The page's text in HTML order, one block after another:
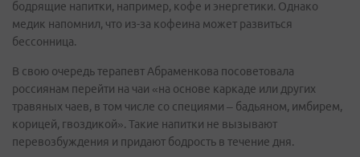
бодрящие напитки, например, кофе и энергетики. Однако
медик напомнил, что из-за кофеина может развиться
бессонница.
В свою очередь терапевт Абраменкова посоветовала
россиянам перейти на чаи «на основе каркаде или других
травяных чаев, в том числе со специями – бадьяном, имбирем,
корицей, гвоздикой». Такие напитки не вызывают
перевозбуждения и придают бодрость в течение дня.